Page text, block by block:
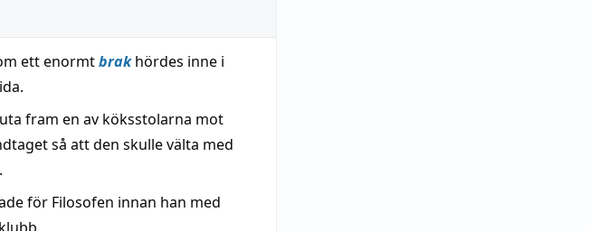
ett enormtbrakhördes inne i
fram en av köksstolarna mot
så att den skulle välta med
för Filosofen innan han med